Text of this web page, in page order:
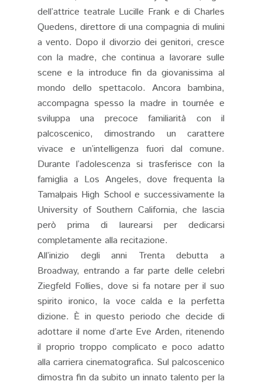
dell’attrice teatrale Lucille Frank e di Charles
Quedens, direttore di una compagnia di mulini
a vento. Dopo il divorzio dei genitori, cresce
con la madre, che continua a lavorare sulle
scene e la introduce fin da giovanissima al
mondo dello spettacolo. Ancora bambina,
accompagna spesso la madre in tournée e
sviluppa una precoce familiarità con il
palcoscenico, dimostrando un carattere
vivace e un’intelligenza fuori dal comune.
Durante l’adolescenza si trasferisce con la
famiglia a Los Angeles, dove frequenta la
Tamalpais High School e successivamente la
University of Southern California, che lascia
però prima di laurearsi per dedicarsi
completamente alla recitazione.
All’inizio degli anni Trenta debutta a
Broadway, entrando a far parte delle celebri
Ziegfeld Follies, dove si fa notare per il suo
spirito ironico, la voce calda e la perfetta
dizione. È in questo periodo che decide di
adottare il nome d’arte Eve Arden, ritenendo
il proprio troppo complicato e poco adatto
alla carriera cinematografica. Sul palcoscenico
dimostra fin da subito un innato talento per la